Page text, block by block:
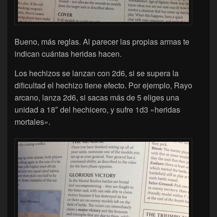
Bueno, más reglas. Al parecer las propias armas te
indican cuántas heridas hacen.
Los hechizos se lanzan con 2d6, si se supera la
dificultad el hechizo tiene efecto. Por ejemplo, Rayo
arcano, lanza 2d6, si sacas más de 5 eliges una
unidad a 18″ del hechicero, y sufre 1d3 «heridas
mortales».